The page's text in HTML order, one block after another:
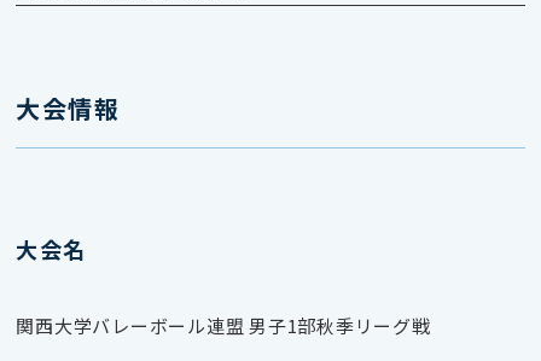
大会情報
大会名
関西大学バレーボール連盟 男子1部秋季リーグ戦